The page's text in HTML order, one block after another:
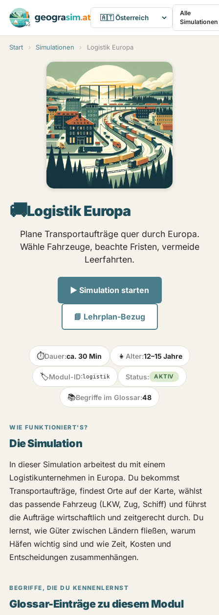
Alle
Simulationen
Start › Simulationen › Logistik Europa
🚚Logistik Europa
Plane Transportaufträge quer durch Europa.
Wähle Fahrzeuge, beachte Fristen, vermeide
Leerfahrten.
▶ Simulation starten
📘 Lehrplan-Bezug
⏱️Dauer:ca. 30 Min 👧 Alter:12–15 Jahre
🏷️Modul-ID:logistik Status: AKTIV
📚Begriffe im Glossar:48
WIE FUNKTIONIERT'S?
Die Simulation
In dieser Simulation arbeitest du mit einem
Logistikunternehmen in Europa. Du bekommst
Transportaufträge, findest Orte auf der Karte, wählst
das passende Fahrzeug (LKW, Zug, Schiff) und führst
die Aufträge wirtschaftlich und zeitgerecht durch. Du
lernst, wie Güter zwischen Ländern fließen, warum
Häfen wichtig sind und wie Zeit, Kosten und
Entscheidungen zusammenhängen.
BEGRIFFE, DIE DU KENNENLERNST
Glossar-Einträge zu diesem Modul